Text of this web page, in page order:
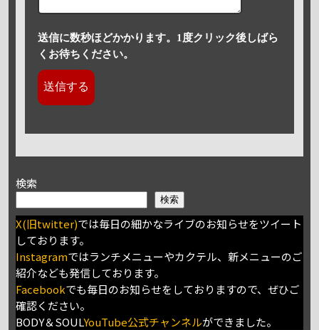
送信に数秒ほどかかります。1度クリック後しばら
くお待ちください。
検索
検索
X(旧twitter)では毎日の細かなライブのお知らせをツイート
しております。
Instagramではランチメニューやカクテル、新メニューのご
紹介なども発信しております。
Facebookでも毎日のお知らせをしておりますので、ぜひご
確認ください。
BODY＆SOULYouTube公式チャンネルができました。